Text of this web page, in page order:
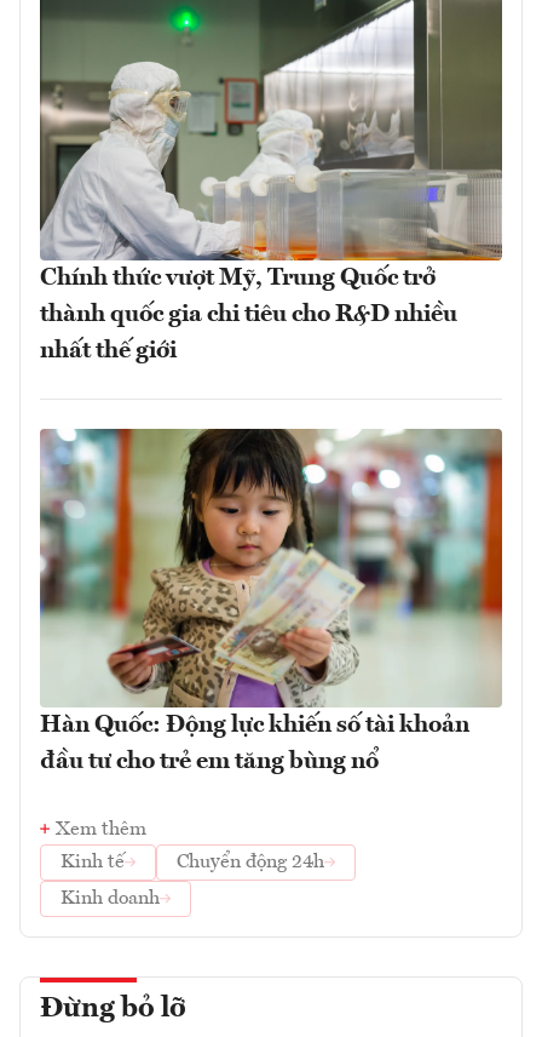
Chính thức vượt Mỹ, Trung Quốc trở
thành quốc gia chi tiêu cho R&D nhiều
nhất thế giới
Hàn Quốc: Động lực khiến số tài khoản
đầu tư cho trẻ em tăng bùng nổ
Xem thêm
Kinh tế
Chuyển động 24h
Kinh doanh
Đừng bỏ lỡ